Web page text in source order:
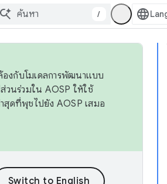
/
องกับโมเดลการพัฒนาแบบ
วนร่วมใน AOSP ให้ใช้
สุดที่พุชไปยัง AOSP เสมอ